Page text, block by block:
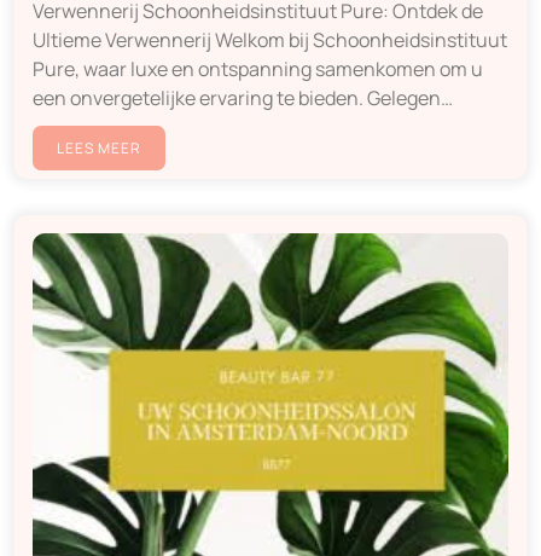
Verwennerij Schoonheidsinstituut Pure: Ontdek de
Ultieme Verwennerij Welkom bij Schoonheidsinstituut
Pure, waar luxe en ontspanning samenkomen om u
een onvergetelijke ervaring te bieden. Gelegen…
LEES MEER